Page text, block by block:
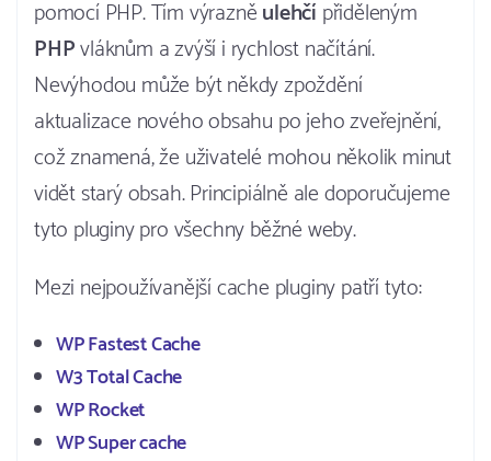
pomocí PHP. Tím výrazněulehčí přiděleným
PHPvláknům a zvýší i rychlost načítání.
Nevýhodou může být někdy zpoždění
aktualizace nového obsahu po jeho zveřejnění,
což znamená, že uživatelé mohou několik minut
vidět starý obsah. Principiálně ale doporučujeme
tyto pluginy pro všechny běžné weby.
Mezi nejpoužívanější cache pluginy patří tyto:
WP Fastest Cache
W3 Total Cache
WP Rocket
WP Super cache